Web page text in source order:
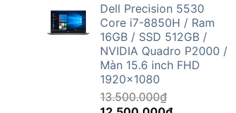
là:
16.500.000₫.
tại
là:
15.000.000₫.
Dell Precision 5530
Core i7-8850H / Ram
16GB / SSD 512GB /
NVIDIA Quadro P2000 /
Màn 15.6 inch FHD
1920x1080
13.500.000₫